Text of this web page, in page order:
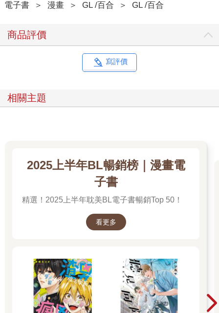
電子書 ＞ 漫畫 ＞ GL /百合 ＞ GL /百合
商品評價
寫評價
相關主題
2025上半年BL暢銷榜｜漫畫電
子書
精選！2025上半年耽美BL電子書暢銷Top 50！
看更多